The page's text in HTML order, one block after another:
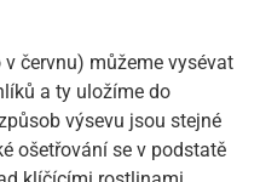
červnu) můžeme vysévat
a ty uložíme do
výsevu jsou stejné
ošetřování se v podstatě